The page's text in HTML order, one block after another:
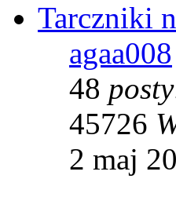
Tarczniki
agaa008
48
45726
2 maj